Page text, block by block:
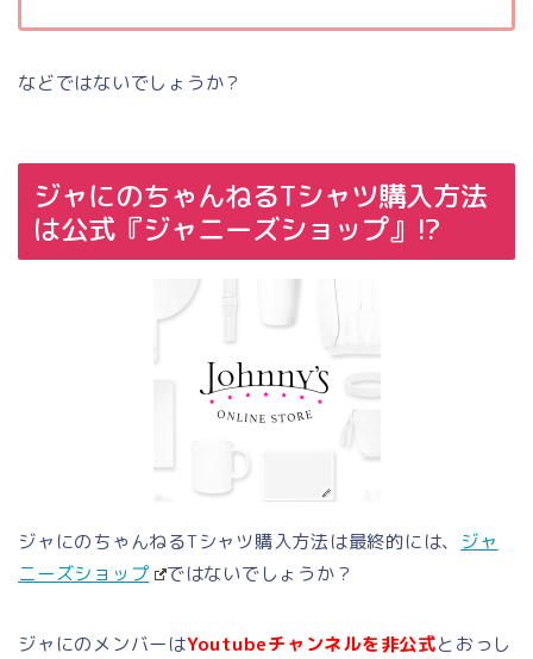
などではないでしょうか？
ジャにのちゃんねるTシャツ購入方法
は公式『ジャニーズショップ』!?
ジャにのちゃんねるTシャツ購入方法は最終的には、 ジャ
ニーズショップ
ではないでしょうか？
ジャにのメンバーはYoutubeチャンネルを非公式とおっし